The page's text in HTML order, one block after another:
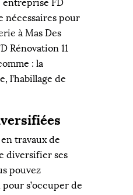
entreprise FD
nécessaires pour
à Mas Des
Rénovation 11
: la
l’habillage de
travaux de
diversifier ses
pouvez
s’occuper de